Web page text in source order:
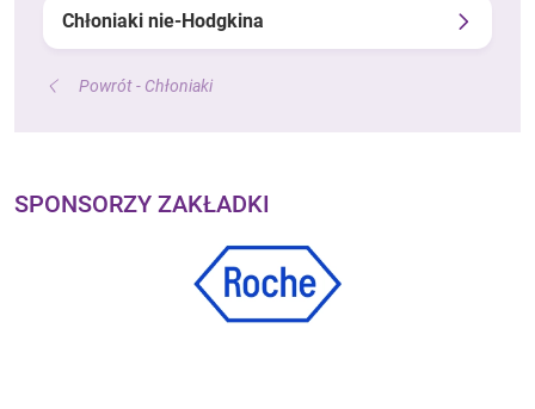
Chłoniaki nie-Hodgkina
Powrót - Chłoniaki
SPONSORZY ZAKŁADKI